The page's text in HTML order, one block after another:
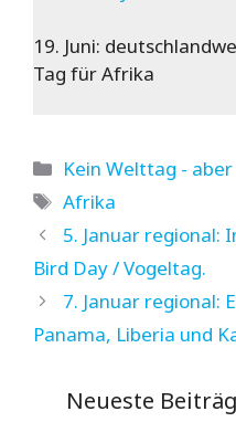
19. Juni:
Tag für Afrika
Kategorien
Kein Welttag - aber
Schlagwörter
Afrika
5. Januar regional:
Bird Day / Vogeltag.
7. Januar regional:
Panama, Liberia und
Neueste